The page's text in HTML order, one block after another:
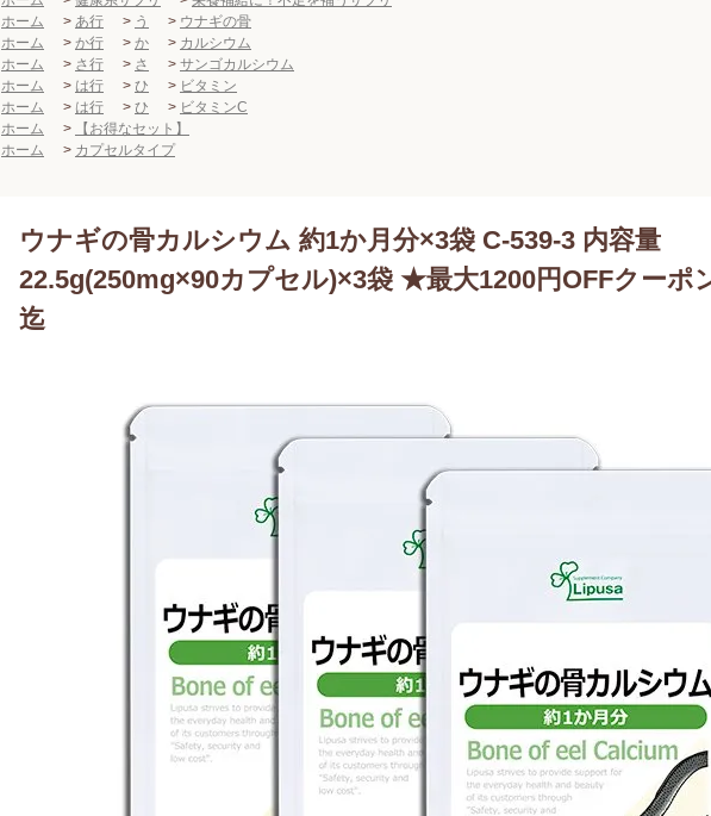
ホーム
> あ行 > う > ウナギの骨
ホーム
> か行 > か > カルシウム
ホーム
> さ行 > さ > サンゴカルシウム
ホーム
> は行 > ひ > ビタミン
ホーム
> は行 > ひ > ビタミンC
ホーム
>
【お得なセット】
ホーム
> カプセルタイプ
ウナギの骨カルシウム 約1か月分×3袋 C-539-3 内容量
22.5g(250mg×90カプセル)×3袋 ★最大1200円OFFクーポ
迄